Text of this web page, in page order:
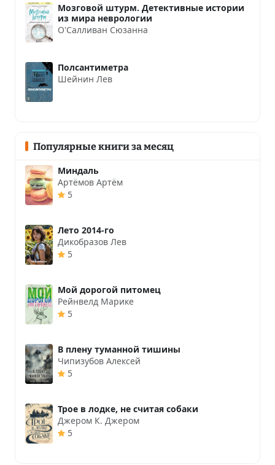
Мозговой штурм. Детективные истории
из мира неврологии
О'Салливан Сюзанна
Полсантиметра
Шейнин Лев
Популярные книги за месяц
Миндаль
Артёмов Артём
5
Лето 2014-го
Дикобразов Лев
5
Мой дорогой питомец
Рейнвелд Марике
5
В плену туманной тишины
Чипизубов Алексей
5
Трое в лодке, не считая собаки
Джером К. Джером
5